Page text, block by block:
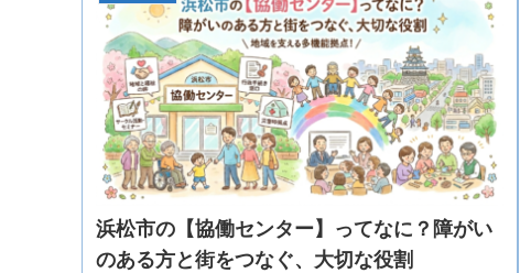
浜松市の【協働センター】ってなに？障がい
のある方と街をつなぐ、大切な役割